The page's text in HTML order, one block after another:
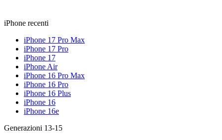
iPhone recenti
iPhone 17 Pro Max
iPhone 17 Pro
iPhone 17
iPhone Air
iPhone 16 Pro Max
iPhone 16 Pro
iPhone 16 Plus
iPhone 16
iPhone 16e
Generazioni 13-15